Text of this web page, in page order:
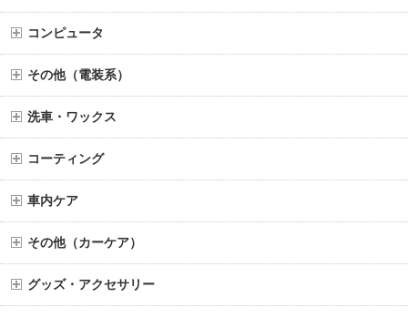
コンピュータ
その他（電装系）
洗車・ワックス
コーティング
車内ケア
その他（カーケア）
グッズ・アクセサリー